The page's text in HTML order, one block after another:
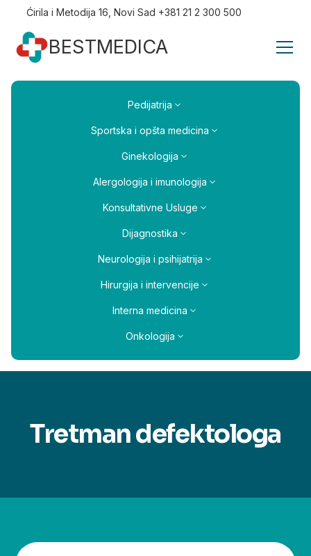
Ćirila i Metodija 16, Novi Sad +381 21 2 300 500
BESTMEDICA
Pedijatrija
Sportska i opšta medicina
Ginekologija
Alergologija i imunologija
Konsultativne Usluge
Dijagnostika
Neurologija i psihijatrija
Hirurgija i intervencije
Interna medicina
Onkologija
Tretman defektologa